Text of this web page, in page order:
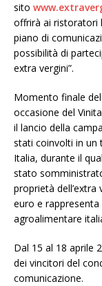
sito
offrirà ai ristoratori
piano di
possibilità di
extra vergini”.
Momento finale
occasione del
il lancio della
stati coinvolti in un
Italia, durante il
stato
proprietà
euro e
agroalimentare
Dal 15 al 18 aprile
dei vincitori del
comunicazione.